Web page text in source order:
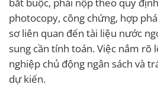
photocopy, công chứng, hợp
sơ liên quan đến tài liệu nước
sung cần tính toán. Việc nắm rõ
nghiệp chủ động ngân sách và
dự kiến.